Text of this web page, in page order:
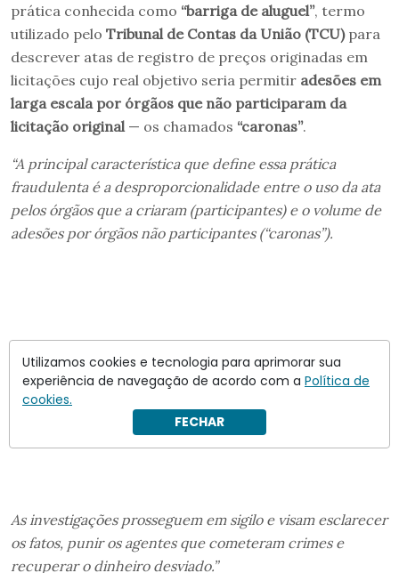
prática conhecida como “barriga de aluguel”, termo
utilizado pelo Tribunal de Contas da União (TCU)para
descrever atas de registro de preços originadas em
licitações cujo real objetivo seria permitir adesões em
larga escala por órgãos que não participaram da
licitação original— os chamados “caronas”.
“A principal característica que define essa prática
fraudulenta é a desproporcionalidade entre o uso da ata
pelos órgãos que a criaram (participantes) e o volume de
adesões por órgãos não participantes (“caronas”).
As investigações prosseguem em sigilo e visam esclarecer
os fatos, punir os agentes que cometeram crimes e
recuperar o dinheiro desviado.”
Utilizamos cookies e tecnologia para aprimorar sua
experiência de navegação de acordo com a Política de
cookies.
FECHAR